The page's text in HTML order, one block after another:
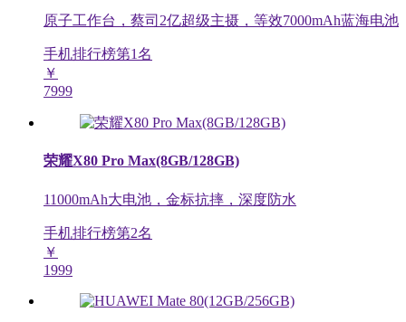
原子工作台，蔡司2亿超级主摄，等效7000mAh蓝海电池
手机排行榜第1名
￥
7999
荣耀X80 Pro Max(8GB/128GB)
11000mAh大电池，金标抗摔，深度防水
手机排行榜第2名
￥
1999